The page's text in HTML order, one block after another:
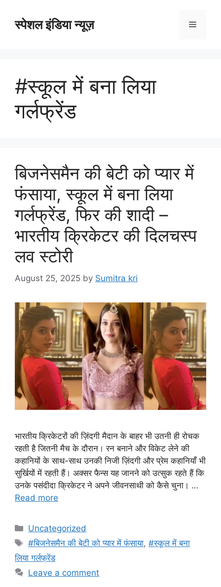
contentस्पेशल इंडिया न्यूज़ Menu
#स्कूल में बना लिया
गर्लफ्रेंड
बिजनेसमैन की बेटी को प्यार में
फंसाया, स्कूल में बना लिया
गर्लफ्रेंड, फिर की शादी –
भारतीय क्रिकेटर की दिलचस्प
लव स्टोरी
August 25, 2025 by Sumitra kri
भारतीय क्रिकेटरों की ज़िंदगी मैदान के बाहर भी उतनी ही रोचक
रहती है जितनी मैच के दौरान। रन बनाने और विकेट लेने की
कहानियों के साथ-साथ उनकी निजी ज़िंदगी और प्रेम कहानियाँ भी
सुर्खियों में रहती हैं। अक्सर फैन्स यह जानने को उत्सुक रहते हैं कि
उनके पसंदीदा क्रिकेटर ने अपने जीवनसाथी को कैसे चुना। …
Read more
Categories
Uncategorized
Tags
#बिजनेसमैन की बेटी को प्यार में फंसाया,#स्कूल में बना
लिया गर्लफ्रेंड
Leave a comment